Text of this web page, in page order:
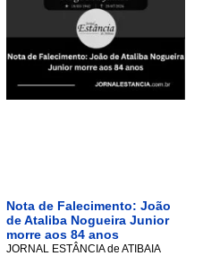
Nota de Falecimento: João
de Ataliba Nogueira Junior
morre aos 84 anos
JORNAL ESTÂNCIA de ATIBAIA